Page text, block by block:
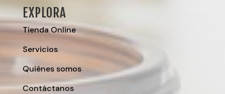
EXPLORA
Tienda Online
Servicios
Quiénes somos
Contáctanos